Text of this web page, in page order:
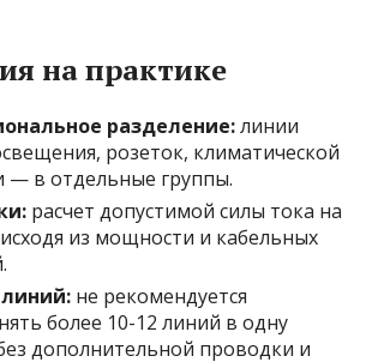
на практике
разделение:линии
розеток, климатической
— в отдельные группы.
расчет допустимой силы тока на
из мощности и кабельных
не рекомендуется
более 10-12 линий в одну
дополнительной проводки и